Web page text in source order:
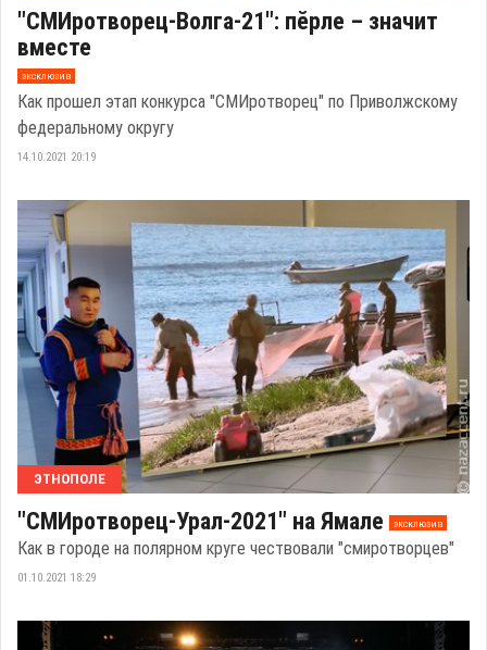
"СМИротворец-Волга-21": пӗрле – значит
вместе
эксклюзив
Как прошел этап конкурса "СМИротворец" по Приволжскому
федеральному округу
14.10.2021 20:19
ЭТНОПОЛЕ
"СМИротворец-Урал-2021" на Ямале эксклюзив
Как в городе на полярном круге чествовали "смиротворцев"
01.10.2021 18:29